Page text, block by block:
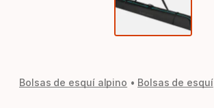
Bolsas de esquí alpino Bolsas de esquí